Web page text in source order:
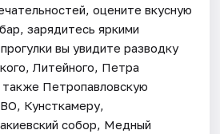
оцените вкусную
зарядитесь яркими
вы увидите разводку
Литейного, Петра
также Петропавловскую
Кунсткамеру,
собор, Медный